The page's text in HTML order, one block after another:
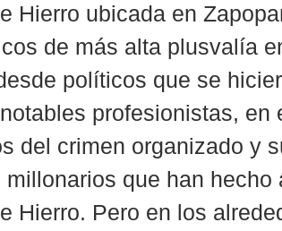
Hierro ubicada en
de más alta plusvalía
políticos que se
profesionistas, en
del crimen organizado y
millonarios que han
Hierro. Pero en los